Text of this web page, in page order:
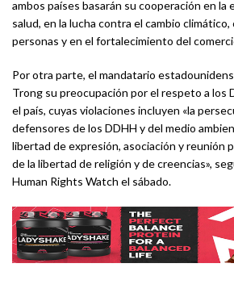
ambos países basarán su cooperación en la
salud, en la lucha contra el cambio
personas y en el fortalecimiento del
Por otra parte, el mandatario
Trong su preocupación por el respeto a los
el país, cuyas violaciones incluyen «la
defensores de los DDHH y del medio
libertad de expresión, asociación y reunión
de la libertad de religión y de creencias»,
Human Rights Watch el sábado.